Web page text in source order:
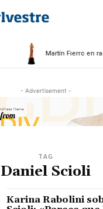
Martín Fierro en
- Advertisement -
TAG
Daniel Scioli
Karina Rabolini